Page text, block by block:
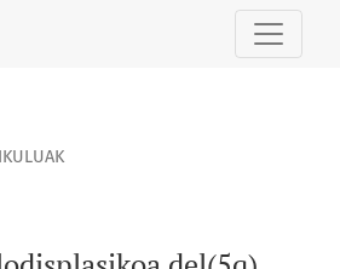
del(5q) isolatuarekin